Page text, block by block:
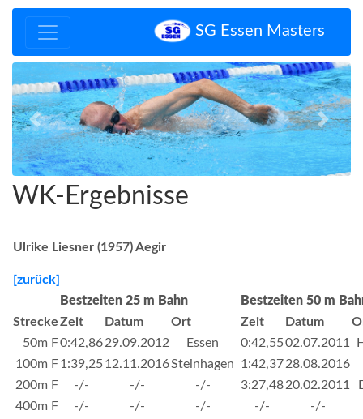
SG Essen Masters
Zurück Vor
WK-Ergebnisse
Ulrike Liesner (1957) Aegir
[zurück]
Bestzeiten 25 m Bahn
Bestzeiten 50 m
StreckeZeit Datum Ort Zeit Datum
50m F0:42,8629.09.2012 Essen 0:42,5502.07.2011
100m F1:39,2512.11.2016Steinhagen 1:42,3728.08.2016
200m F
-/- -/- -/- 3:27,4820.02.2011
400m F
-/- -/- -/- -/-
-/-